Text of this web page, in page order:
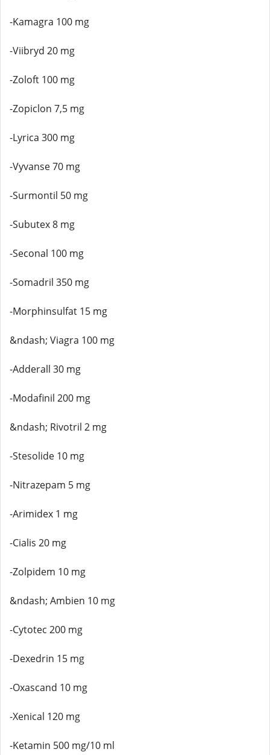
-Kamagra 100 mg
-Viibryd 20 mg
-Zoloft 100 mg
-Zopiclon 7,5 mg
-Lyrica 300 mg
-Vyvanse 70 mg
-Surmontil 50 mg
-Subutex 8 mg
-Seconal 100 mg
-Somadril 350 mg
-Morphinsulfat 15 mg
&ndash; Viagra 100 mg
-Adderall 30 mg
-Modafinil 200 mg
&ndash; Rivotril 2 mg
-Stesolide 10 mg
-Nitrazepam 5 mg
-Arimidex 1 mg
-Cialis 20 mg
-Zolpidem 10 mg
&ndash; Ambien 10 mg
-Cytotec 200 mg
-Dexedrin 15 mg
-Oxascand 10 mg
-Xenical 120 mg
-Ketamin 500 mg/10 ml